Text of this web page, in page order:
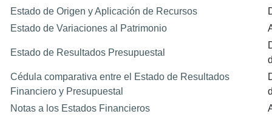
Estado de Origen y Aplicación de Recursos
Estado de Variaciones al Patrimonio
Estado de Resultados Presupuestal
Cédula comparativa entre el Estado de Resultados
Financiero y Presupuestal
Notas a los Estados Financieros